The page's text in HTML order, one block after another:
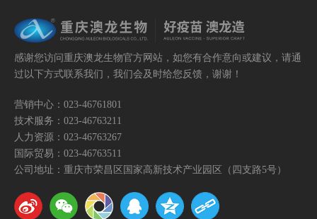
感谢您访问重庆澳龙生物官方网站，如您有合作意向或建议，请通
过以下方式联系我们，我们会及时给您反馈，谢谢！
营销中心： 023-46761801
技术服务： 023-46763211
人力资源： 023-46763267
国际贸易： 023-46763511
公司地址：重庆市荣昌区国家高新技术产业园区（四支路5号）